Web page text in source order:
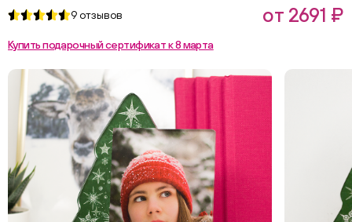
9 отзывов от 2691 ₽
Купить подарочный сертификат к 8 марта